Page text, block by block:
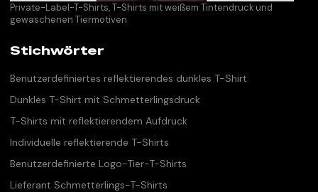
Private-Label-T-Shirts, T-Shirts mit weißem Tintendruck und
gewaschenen Tiermotiven
Stichwörter
Benutzerdefiniertes reflektierendes dunkles T-Shirt
Dunkles T-Shirt mit Schmetterlingsdruck
T-Shirts mit reflektierendem Aufdruck
Individuelle reflektierende T-Shirts
Benutzerdefinierte Logo-Tier-T-Shirts
Lieferant Schmetterlings-T-Shirts